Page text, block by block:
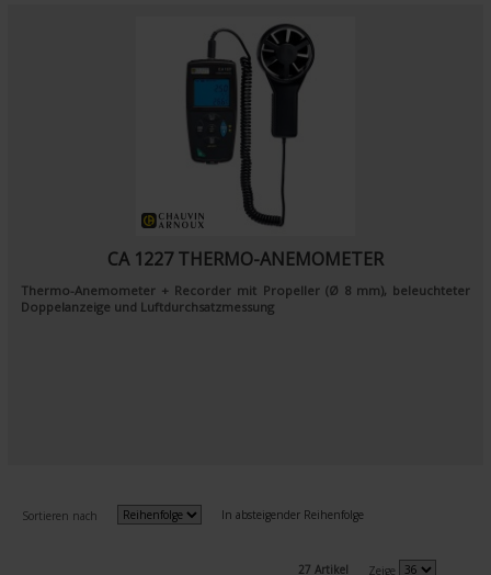
CA 1227 THERMO-ANEMOMETER
Thermo-Anemometer + Recorder mit Propeller (Ø 8 mm), beleuchteter
Doppelanzeige und Luftdurchsatzmessung
Sortieren nach In absteigender Reihenfolge
27 Artikel Zeige